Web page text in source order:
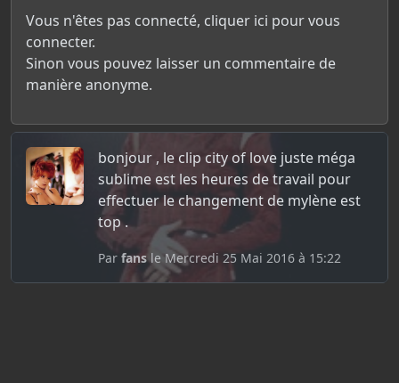
Vous n'êtes pas connecté, cliquer ici pour vous
connecter.
Sinon vous pouvez laisser un commentaire de
manière anonyme.
bonjour , le clip city of love juste méga
sublime est les heures de travail pour
effectuer le changement de mylène est
top .
Par fansle Mercredi 25 Mai 2016 à 15:22